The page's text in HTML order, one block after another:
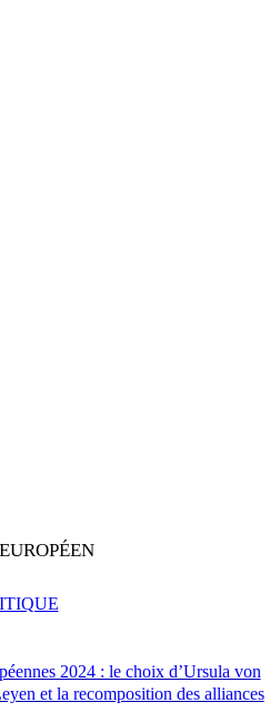
2024 : le choix d’Ursula von
et la recomposition des alliances